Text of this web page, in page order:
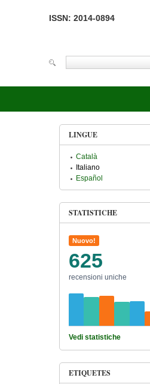
ISSN: 2014-0894
LINGUE
Català
Italiano
Español
STATISTICHE
Nuovo!
625
recensioni uniche
Vedi statistiche
ETIQUETES